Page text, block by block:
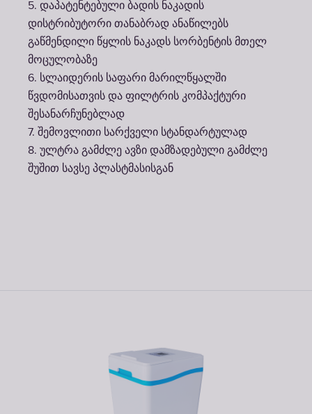
5. დაპატენტებული ბადის ნაკადის
დისტრიბუტორი თანაბრად ანაწილებს
გაწმენდილი წყლის ნაკადს სორბენტის მთელ
მოცულობაზე
6. სლაიდერის საფარი მარილწყალში
წვდომისათვის და ფილტრის კომპაქტური
შესანარჩუნებლად
7. შემოვლითი სარქველი სტანდარტულად
8. ულტრა გამძლე ავზი დამზადებული გამძლე
შუშით სავსე პლასტმასისგან